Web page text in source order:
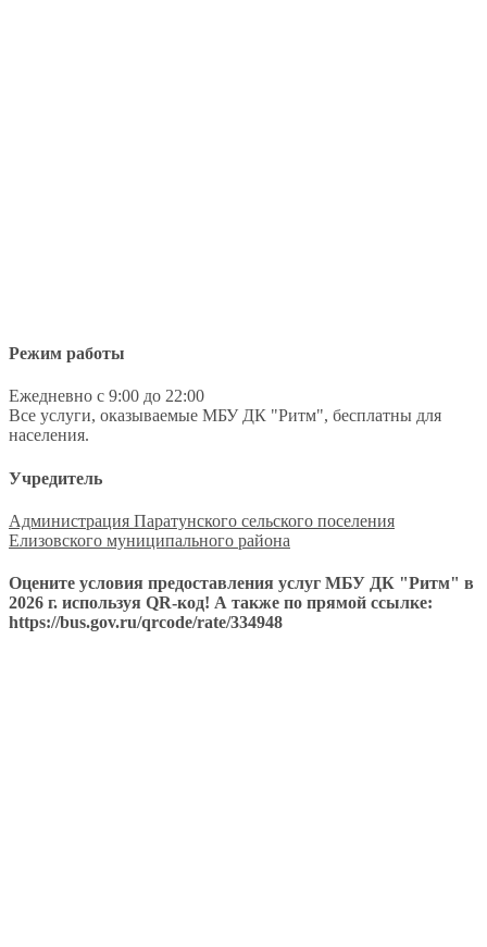
Режим работы
Ежедневно с 9:00 до 22:00
Все услуги, оказываемые МБУ ДК "Ритм", бесплатны для
населения.
Учредитель
Администрация Паратунского сельского поселения
Елизовского муниципального района
Оцените условия предоставления услуг МБУ ДК "Ритм" в
2026 г. используя QR-код! А также по прямой ссылке:
https://bus.gov.ru/qrcode/rate/334948